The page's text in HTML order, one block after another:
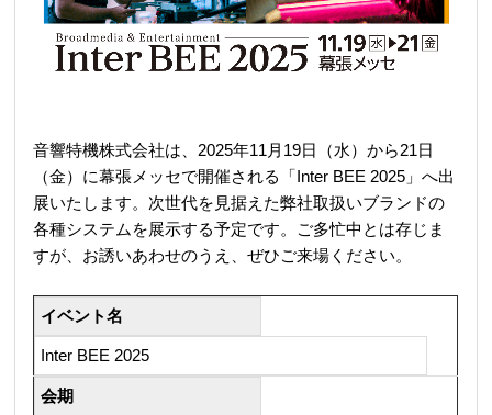
音響特機株式会社は、2025年11月19日（水）から21日
（金）に幕張メッセで開催される「Inter BEE 2025」へ出
展いたします。次世代を見据えた弊社取扱いブランドの
各種システムを展示する予定です。ご多忙中とは存じま
すが、お誘いあわせのうえ、ぜひご来場ください。
イベント名
Inter BEE 2025
会期